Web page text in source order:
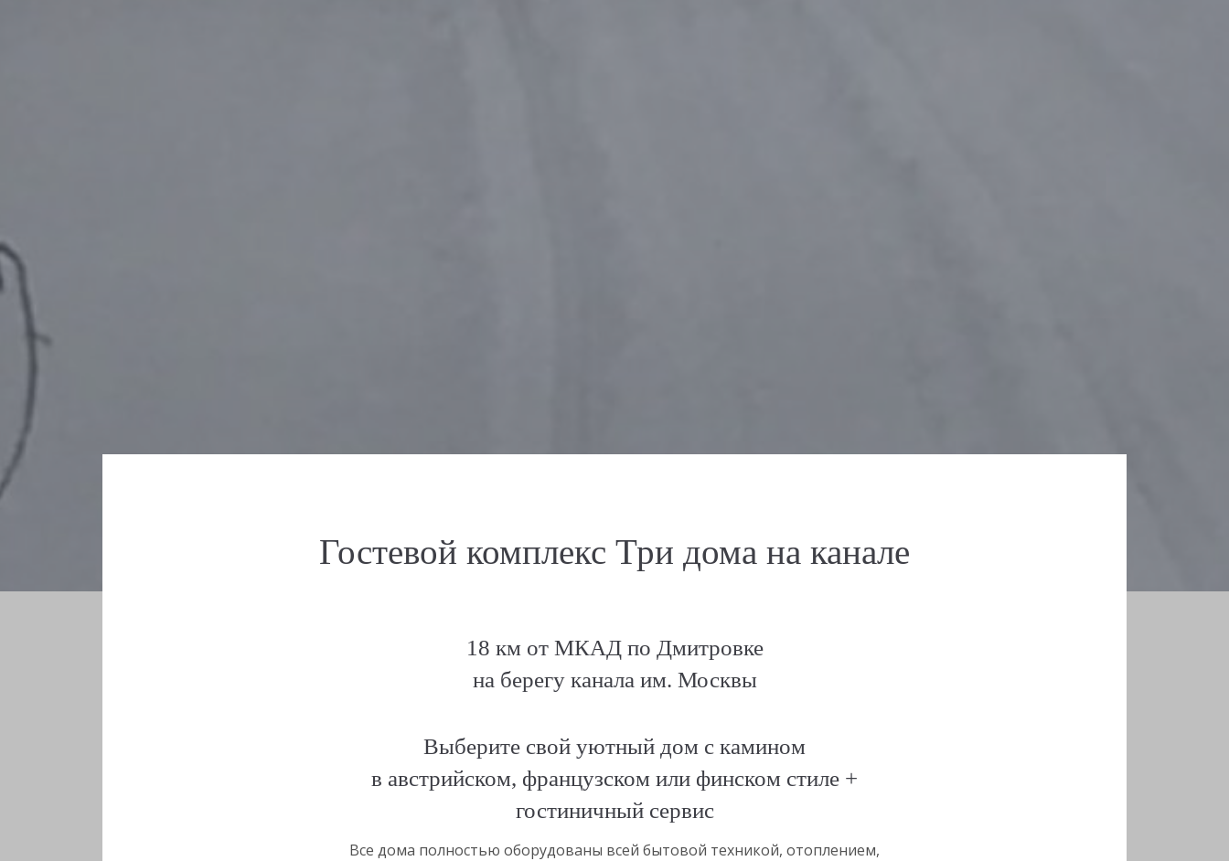
Гостевой комплекс Три дома на канале
18 км от МКАД по Дмитровке
на берегу канала им. Москвы
Выберите свой уютный дом с камином
в австрийском, французском или финском стиле +
гостиничный сервис
Все дома полностью оборудованы всей бытовой техникой, отоплением,